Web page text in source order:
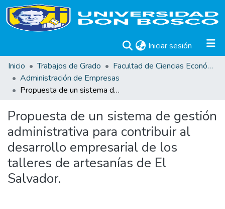
Iniciar sesión (current)
Inicio
Trabajos de Grado
Facultad de Ciencias Económicas
Administración de Empresas
Propuesta de un sistema de gestión administrativa para contribuir al desarrollo empresarial de los talleres de artesanías de El Salvador.
Propuesta de un sistema de gestión
administrativa para contribuir al
desarrollo empresarial de los
talleres de artesanías de El
Salvador.